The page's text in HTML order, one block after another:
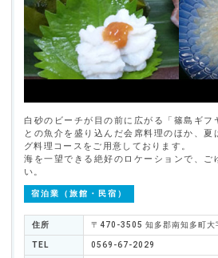
白砂のビーチが目の前に広がる「篠島ギフ
との魚介を盛り込んだ会席料理のほか、夏
グ料理コースをご用意しております。
海を一望できる絶好のロケーションで、ご
い。
宿泊業（旅館・民宿）
住所 〒470-3505 知多郡南知多町大
TEL 0569-67-2029